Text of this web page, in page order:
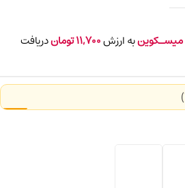
میسـکوینبه ارزش11,700توماندریافت